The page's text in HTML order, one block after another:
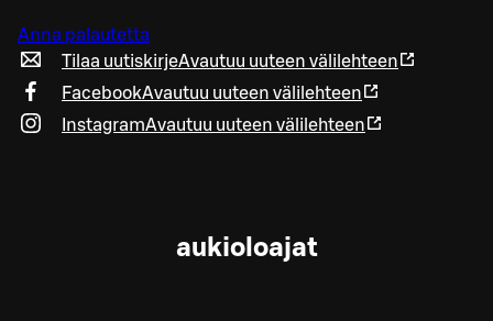
Anna palautetta
Tilaa uutiskirjeAvautuu uuteen välilehteen
FacebookAvautuu uuteen välilehteen
InstagramAvautuu uuteen välilehteen
aukioloajat